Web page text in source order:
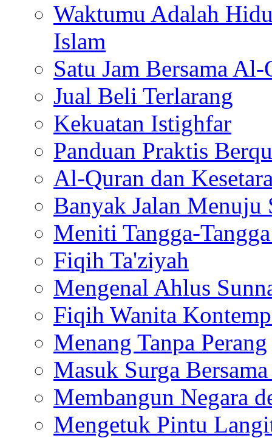
Waktumu Adalah
Islam
Satu Jam Bersama Al-
Jual Beli Terlarang
Kekuatan Istighfar
Panduan Praktis
Al-Quran dan
Banyak Jalan Menuju
Meniti Tangga-
Fiqih Ta'ziyah
Mengenal Ahlus
Fiqih Wanita
Menang Tanpa Perang
Masuk Surga
Membangun Negara
Mengetuk Pintu